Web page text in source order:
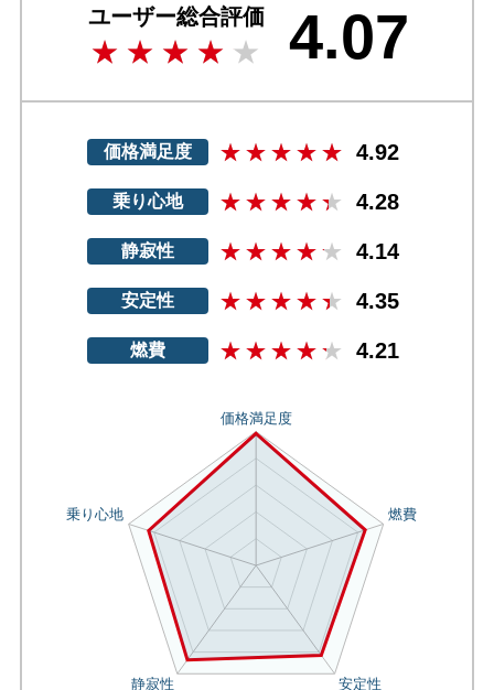
ユーザー総合評価 4.07
価格満足度 4.92
乗り心地 4.28
静寂性 4.14
安定性 4.35
燃費 4.21